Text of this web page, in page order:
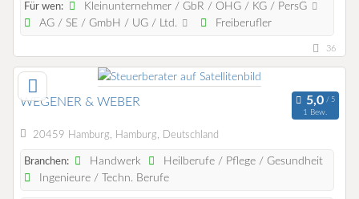
Für wen:
Kleinunternehmer / GbR / OHG / KG / PersG
AG / SE / GmbH / UG / Ltd.
Freiberufler
36
WEGENER & WEBER
1 Bew.
20459 Hamburg, Hamburg, Deutschland
Branchen: Handwerk
Heilberufe / Pflege / Gesundheit
Ingenieure / Techn. Berufe